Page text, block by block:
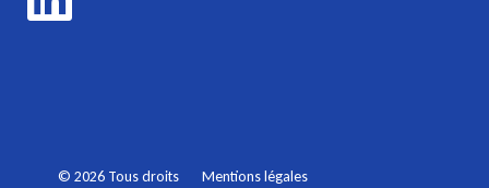
© 2026 Tous droits
Mentions légales